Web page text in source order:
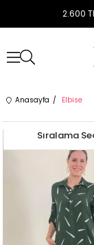
2.600
Anasayfa Elbise